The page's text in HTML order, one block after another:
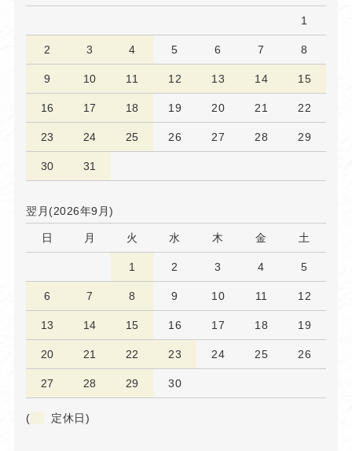
1
2 3 4 5 6 7 8
9 10 11 12 13 14 15
16 17 18 19 20 21 22
23 24 25 26 27 28 29
30 31
翌月(2026年9月)
日 月 火 水 木 金 土
1 2 3 4 5
6 7 8 9 10 11 12
13 14 15 16 17 18 19
20 21 22 23 24 25 26
27 28 29 30
( 定休日)